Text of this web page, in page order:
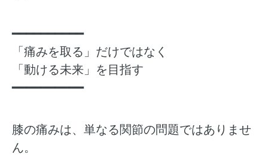
━━━━━━━━━━
「痛みを取る」だけではなく
「動ける未来」を目指す
━━━━━━━━━━
膝の痛みは、単なる関節の問題ではありませ
ん。